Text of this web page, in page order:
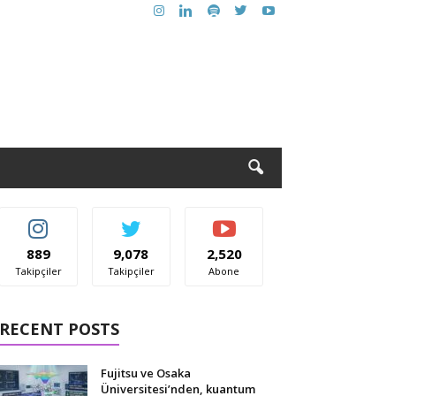
889
Takipçiler
9,078
Takipçiler
2,520
Abone
RECENT POSTS
Fujitsu ve Osaka
Üniversitesi’nden, kuantum